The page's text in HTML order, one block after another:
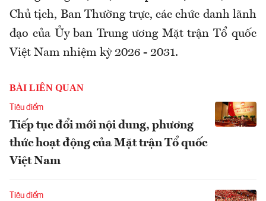
Chủ tịch, Ban Thường trực, các chức danh lãnh
đạo của Ủy ban Trung ương Mặt trận Tổ quốc
Việt Nam nhiệm kỳ 2026 - 2031.
BÀI LIÊN QUAN
Tiêu điểm
Tiếp tục đổi mới nội dung, phương
thức hoạt động của Mặt trận Tổ quốc
Việt Nam
Tiêu điểm